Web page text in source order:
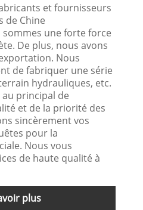
et fournisseurs
de Chine
une forte force
De plus, nous avons
Nous
de fabriquer une série
hydrauliques, etc.
principal de
et de la priorité des
sincèrement vos
pour la
Nous vous
de haute qualité à
plus